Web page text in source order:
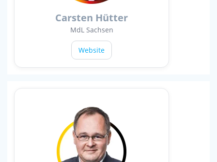
Carsten Hütter
MdL Sachsen
Website